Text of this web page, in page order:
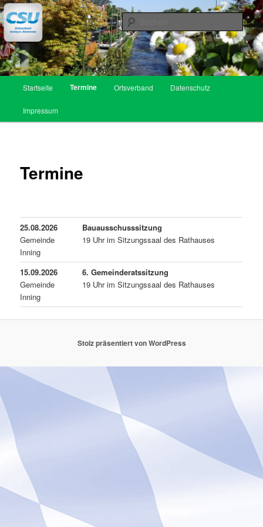
Zum
Inhalt
wechseln
CSU Ortsverband Inning am
Ammersee
Startseite Termine Ortsverband Datenschutz
Impressum
Termine
25.08.2026
Gemeinde
Inning
Bauausschusssitzung
19 Uhr im Sitzungssaal des Rathauses
15.09.2026
Gemeinde
Inning
6. Gemeinderatssitzung
19 Uhr im Sitzungssaal des Rathauses
Stolz präsentiert von WordPress